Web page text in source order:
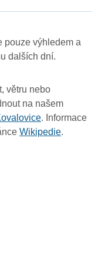
pouze výhledem a
dalších dní.
větru nebo
na našem
. Informace
Wikipedie.